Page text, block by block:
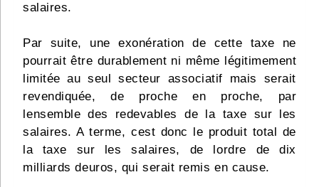
salaires.
Par suite, une exonération de cette taxe ne
pourrait être durablement ni même légitimement
limitée au seul secteur associatif mais serait
revendiquée, de proche en proche, par
lensemble des redevables de la taxe sur les
salaires. A terme, cest donc le produit total de
la taxe sur les salaires, de lordre de dix
milliards deuros, qui serait remis en cause.